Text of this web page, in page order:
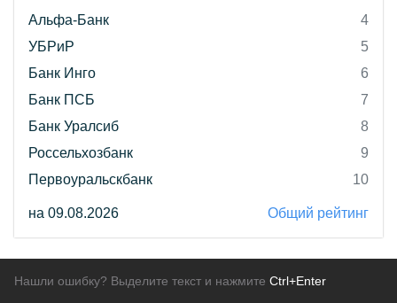
Альфа-Банк
4
УБРиР
5
Банк Инго
6
Банк ПСБ
7
Банк Уралсиб
8
Россельхозбанк
9
Первоуральскбанк
10
на 09.08.2026 Общий рейтинг
Нашли ошибку? Выделите текст и нажмите Ctrl+Enter